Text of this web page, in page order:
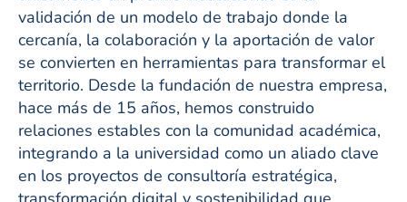
validación de un modelo de trabajo donde la
cercanía, la colaboración y la aportación de valor
se convierten en herramientas para transformar el
territorio. Desde la fundación de nuestra empresa,
hace más de 15 años, hemos construido
relaciones estables con la comunidad académica,
integrando a la universidad como un aliado clave
en los proyectos de consultoría estratégica,